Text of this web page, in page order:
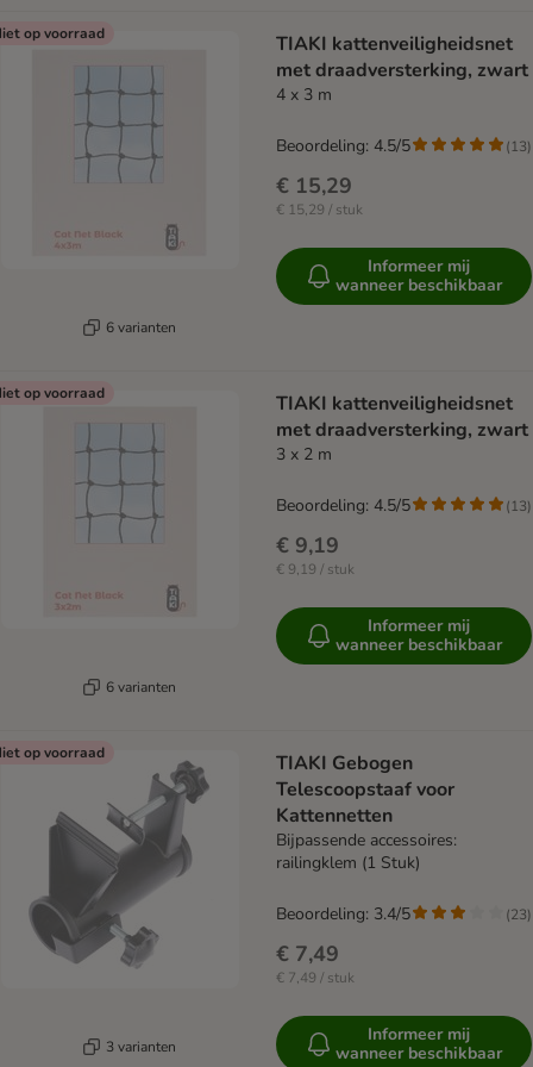
op voorraad
6 varianten
TIAKI kattenveiligheidsnet
met draadversterking, zwart
4 x 3 m
€ 15,29
€ 15,29 / stuk
Beoordeling: 4.5/5 (13)
Informeer mij
wanneer beschikbaar
op voorraad
6 varianten
TIAKI kattenveiligheidsnet
met draadversterking, zwart
3 x 2 m
€ 9,19
€ 9,19 / stuk
Beoordeling: 4.5/5 (13)
Informeer mij
wanneer beschikbaar
op voorraad
3 varianten
TIAKI Gebogen
Telescoopstaaf voor
Kattennetten
Bijpassende accessoires:
railingklem (1 Stuk)
€ 7,49
€ 7,49 / stuk
Beoordeling: 3.4/5 (23)
Informeer mij
wanneer beschikbaar